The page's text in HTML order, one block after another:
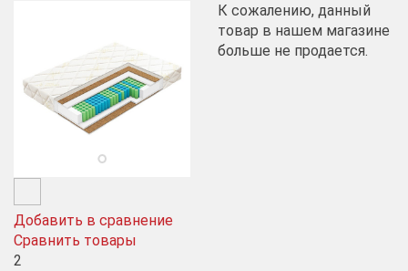
Добавить в сравнение
Сравнить товары
2
К сожалению, данный
товар в нашем магазине
больше не продается.